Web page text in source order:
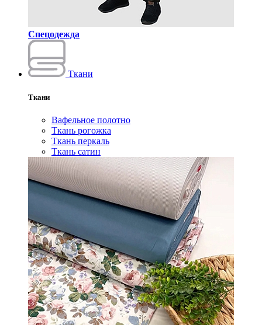
Спецодежда
Ткани
Ткани
Вафельное полотно
Ткань рогожка
Ткань перкаль
Ткань сатин